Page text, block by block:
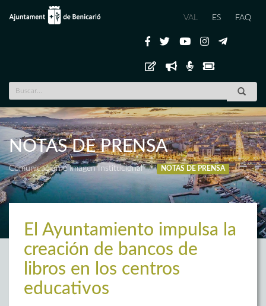
VAL ES FAQ
NOTAS DE PRENSA
Comunicación e Imagen Institucional NOTAS DE PRENSA
El Ayuntamiento impulsa la
creación de bancos de
libros en los centros
educativos